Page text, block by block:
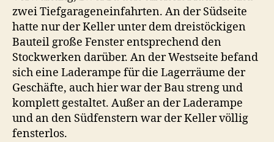
zwei Tiefgarageneinfahrten. An der Südseite
hatte nur der Keller unter dem dreistöckigen
Bauteil große Fenster entsprechend den
Stockwerken darüber. An der Westseite befand
sich eine Laderampe für die Lagerräume der
Geschäfte, auch hier war der Bau streng und
komplett gestaltet. Außer an der Laderampe
und an den Südfenstern war der Keller völlig
fensterlos.